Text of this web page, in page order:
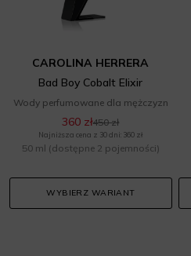
CAROLINA HERRERA
Bad Boy Cobalt Elixir
Wody perfumowane dla mężczyzn
360 zł450 zł
Najniższa cena z 30 dni: 360 zł
50 ml (dostępne 2 pojemności)
WYBIERZ WARIANT